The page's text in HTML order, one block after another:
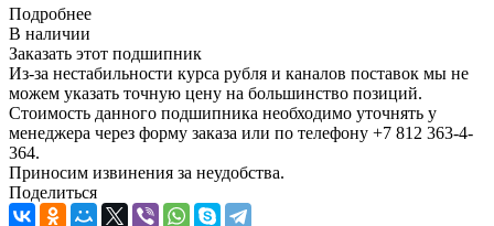
Подробнее
В наличии
Заказать этот подшипник
Из-за нестабильности курса рубля и каналов поставок мы не
можем указать точную цену на большинство позиций.
Стоимость данного подшипника необходимо уточнять у
менеджера через форму заказа или по телефону +7 812 363-4-
364.
Приносим извинения за неудобства.
Поделиться